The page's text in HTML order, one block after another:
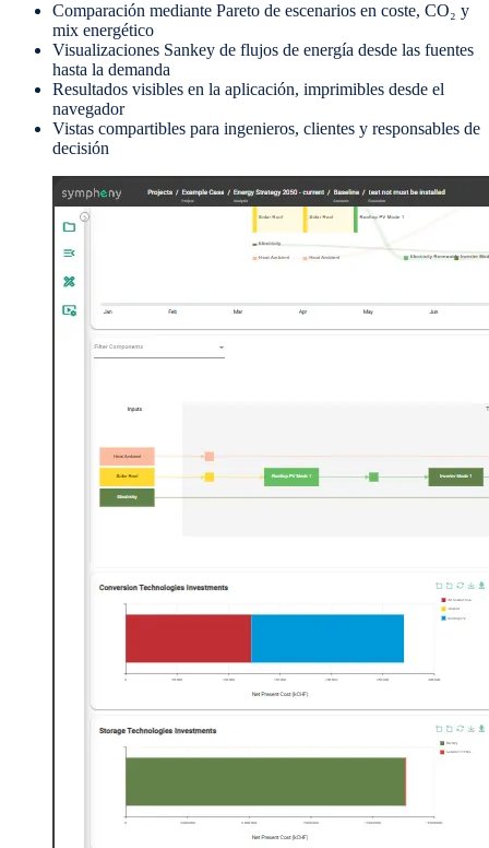
Comparación mediante Pareto de escenarios en coste, CO₂ y
mix energético
Visualizaciones Sankey de flujos de energía desde las fuentes
hasta la demanda
Resultados visibles en la aplicación, imprimibles desde el
navegador
Vistas compartibles para ingenieros, clientes y responsables de
decisión